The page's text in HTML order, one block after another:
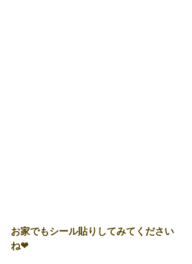
お家でもシール貼りしてみてください
ね❤